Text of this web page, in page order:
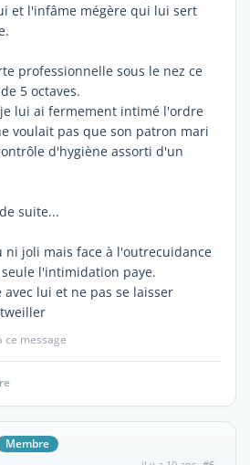
et l'infâme mégère qui lui sert
professionnelle sous le nez ce
5 octaves.
lui ai fermement intimé l'ordre
voulait pas que son patron mari
d'hygiène assorti d'un
suite...
ni joli mais face à l'outrecuidance
l'intimidation paye.
lui et ne pas se laisser
ce message
Membre